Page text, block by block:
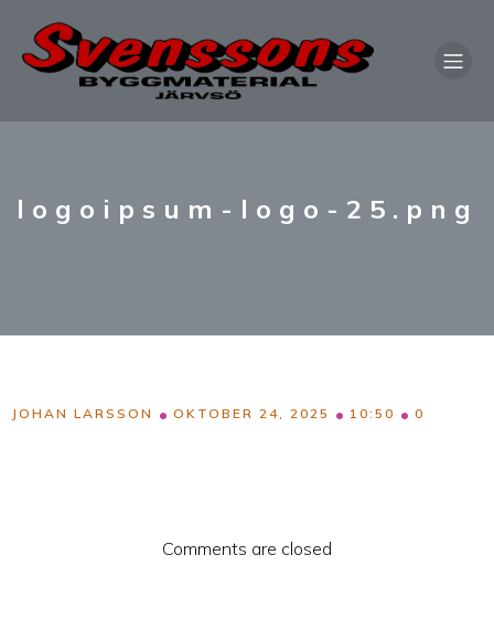
logoipsum-logo-25.png
JOHAN LARSSON • OKTOBER 24, 2025 • 10:50 • 0
Comments are closed